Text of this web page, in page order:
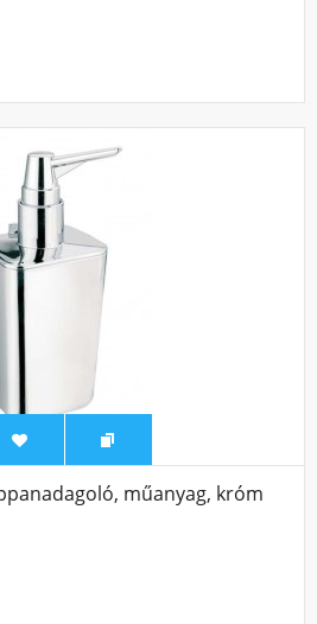
műanyag, króm